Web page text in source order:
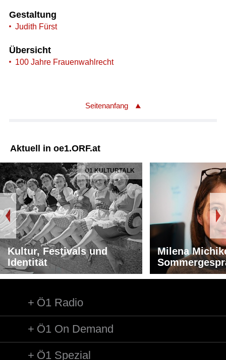
Gestaltung
Judith Fürst
Übersicht
100 Jahre Frauenwahlrecht
Seitenanfang
Aktuell in oe1.ORF.at
Ö1 KULTURTALK
Kultur, Festivals und
Identität
Milena
Ö1 Radio
Ö1 On Demand
Ö1 Spezial